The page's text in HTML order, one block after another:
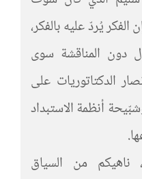
الفكر يُردّ عليه بالفكر،
دون المناقشة سوى
الدكتاتوريات على
أنظمة الاستبداد
ناهيكم من السياق